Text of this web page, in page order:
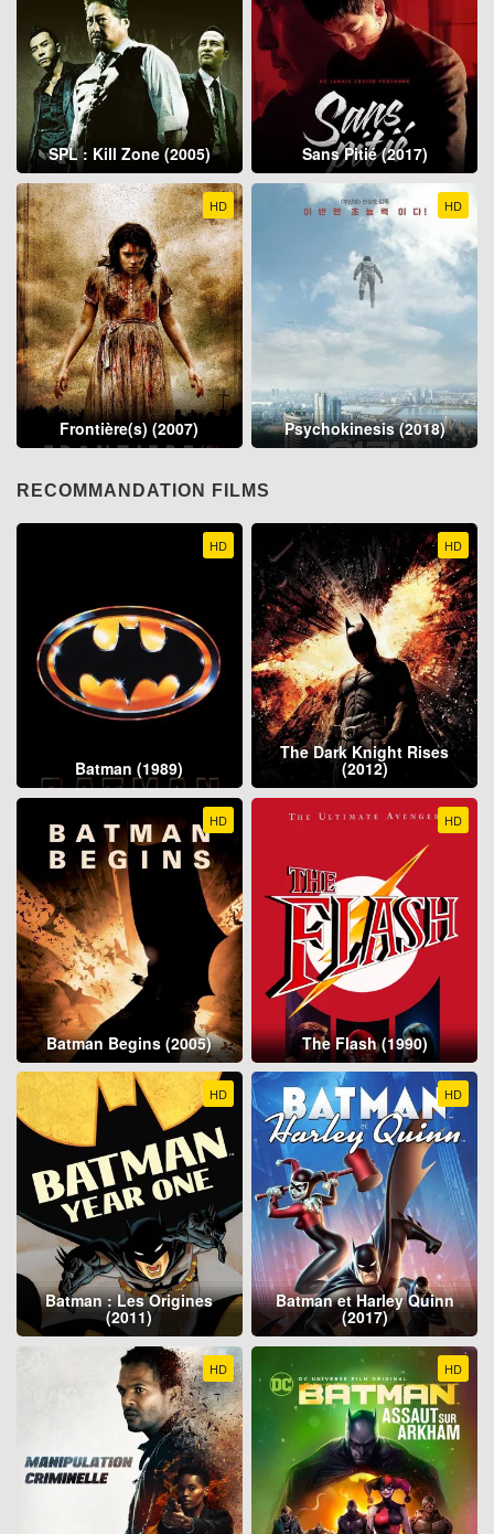
SPL : Kill Zone (2005) Sans Pitié (2017)
HD
Frontière(s) (2007)
HD
Psychokinesis (2018)
RECOMMANDATION FILMS
HD
Batman (1989)
HD
The Dark Knight Rises
(2012)
HD
Batman Begins (2005)
HD
The Flash (1990)
HD
Batman : Les Origines
(2011)
HD
Batman et Harley Quinn
(2017)
HD HD